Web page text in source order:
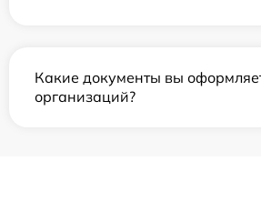
Какие документы вы
организаций?